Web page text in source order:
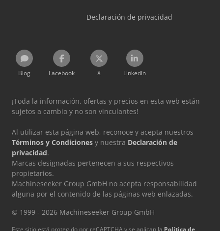
Declaración de privacidad
Blog Facebook X LinkedIn
¡Toda la información, ofertas y precios en esta web están
sujetos a cambio y no son vinculantes!
Al utilizar esta página web, reconoce y acepta nuestros
Términos y Condiciones y nuestra Declaración de
privacidad.
Marcas designadas pertenecen a sus respectivos
propietarios.
Machineseeker Group GmbH no acepta responsabilidad
alguna por el contenido de las páginas web enlazadas.
© 1999 - 2026 Machineseeker Group GmbH
Este sitio está protegido por reCAPTCHA y se aplican la Política de